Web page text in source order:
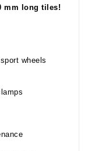
mm long tiles!
wheels